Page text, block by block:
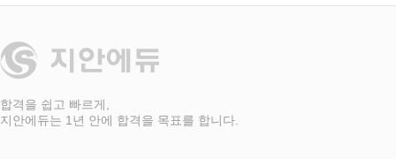
합격을 쉽고 빠르게,
지안에듀는 1년 안에 합격을 목표를 합니다.